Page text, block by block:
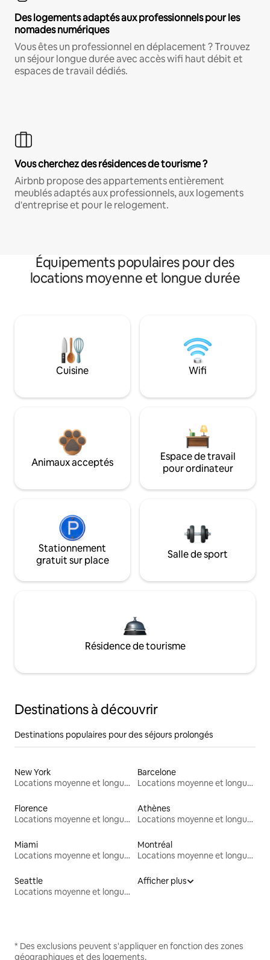
Des logements adaptés aux professionnels pour les
nomades numériques
Vous êtes un professionnel en déplacement ? Trouvez
un séjour longue durée avec accès wifi haut débit et
espaces de travail dédiés.
Vous cherchez des résidences de tourisme ?
Airbnb propose des appartements entièrement
meublés adaptés aux professionnels, aux logements
d'entreprise et pour le relogement.
Équipements populaires pour des
locations moyenne et longue durée
Cuisine Wifi
Animaux acceptés
Espace de travail
pour ordinateur
Stationnement
gratuit sur place
Salle de sport
Résidence de tourisme
Destinations à découvrir
Destinations populaires pour des séjours prolongés
New York
Locations moyenne et longue durée
Barcelone
Locations moyenne et longue durée
Florence
Locations moyenne et longue durée
Athènes
Locations moyenne et longue durée
Miami
Locations moyenne et longue durée
Montréal
Locations moyenne et longue durée
Seattle
Locations moyenne et longue durée
Afficher plus
* Des exclusions peuvent s'appliquer en fonction des zones
géographiques et des logements.